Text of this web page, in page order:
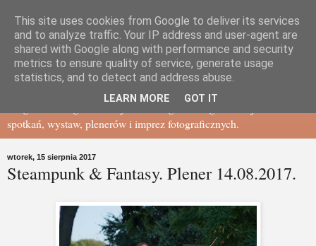
Gdańskie Towarzystwo
Fotograficzne - BLOG
spotkań, wystaw, plenerów i imprez fotograficznych.
wtorek, 15 sierpnia 2017
Steampunk & Fantasy. Plener 14.08.2017.
This site uses cookies from Google to deliver its services
and to analyze traffic. Your IP address and user-agent are
shared with Google along with performance and security
metrics to ensure quality of service, generate usage
statistics, and to detect and address abuse.
LEARN MORE GOT IT